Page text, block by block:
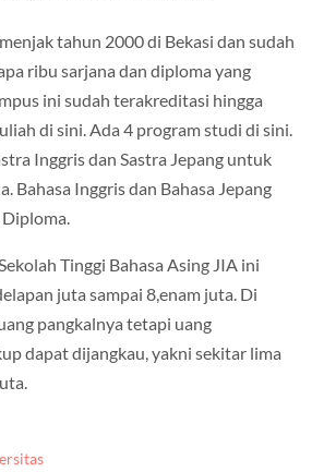
tahun 2000 di Bekasi dan sudah
ribu sarjana dan diploma yang
ini sudah terakreditasi hingga
di sini. Ada 4 program studi di sini.
Inggris dan Sastra Jepang untuk
Bahasa Inggris dan Bahasa Jepang
Tinggi Bahasa Asing JIA ini
juta sampai 8,enam juta. Di
pangkalnya tetapi uang
dapat dijangkau, yakni sekitar lima